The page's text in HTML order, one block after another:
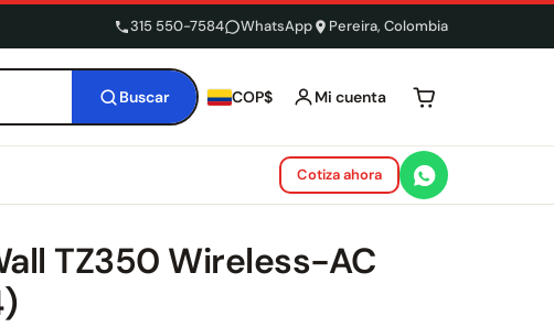
315 550-7584 WhatsApp Pereira, Colombia
Buscar COP$ Mi cuenta Tu carrito está
Cotiza ahora
TZ350 Wireless-AC